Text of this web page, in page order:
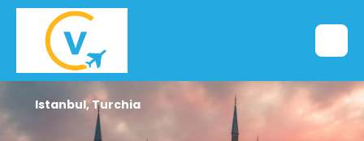
Istanbul, Turchia